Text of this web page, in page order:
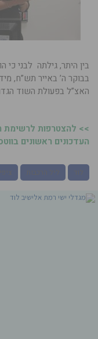
בין היתר, גילתה לבני כי
בבוקר ה’ באייר תש”ח,
האצ”ל בפעולת השוד
>> להצטרפות לרשימת
העדכונים ראשונים